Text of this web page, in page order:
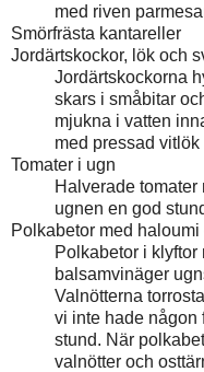
med riven
Smörfrästa kantareller
Jordärtskockor, lök och
Jordärtskockorna
skars i småbitar
mjukna i vatten
med pressad vitlök
Tomater i ugn
Halverade
ugnen en god
Polkabetor med
Polkabetor i
balsamvinäger
Valnötterna
vi inte hade någon
stund. När
valnötter och